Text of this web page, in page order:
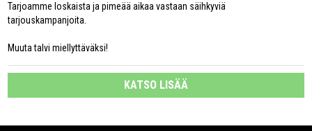
Tarjoamme loskaista ja pimeää aikaa vastaan säihkyviä
tarjouskampanjoita.
Muuta talvi miellyttäväksi!
KATSO LISÄÄ